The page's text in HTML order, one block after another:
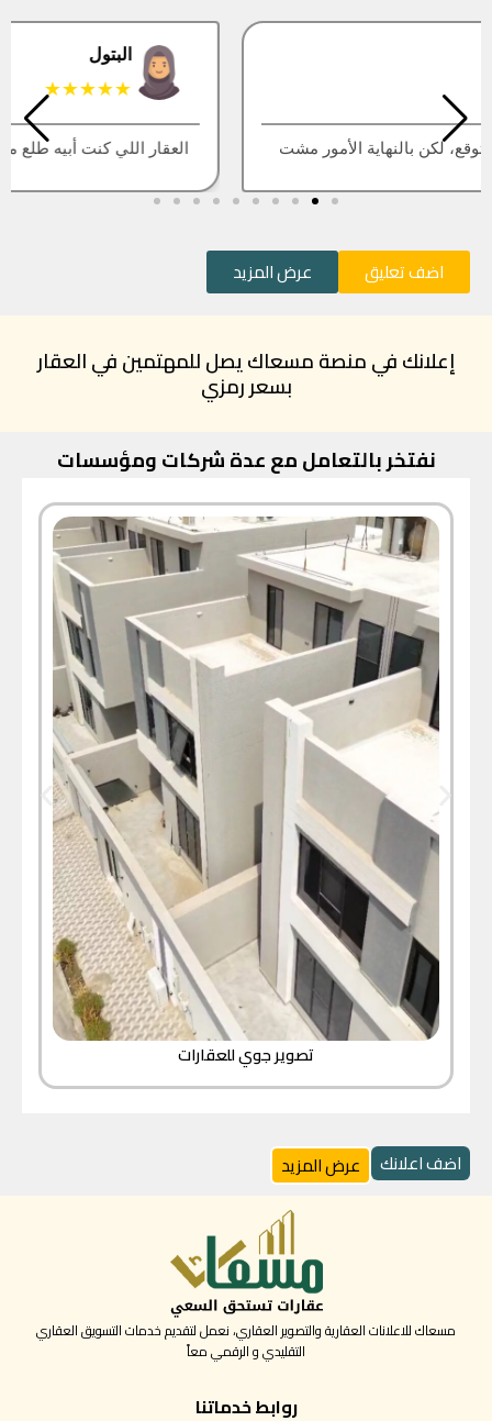
العقار اللي كنت أبيه طلع مباع، أتمنى التحديث يكون أسرع
اضف تعليق عرض المزيد
إعلانك في منصة مسعاك يصل للمهتمين في العقار
بسعر رمزي
نفتخر بالتعامل مع عدة شركات ومؤسسات
تصوير جوي للعقارات
اضف اعلانك عرض المزيد
مسعاك للاعلانات العقارية والتصوير العقاري، نعمل لتقديم خدمات التسويق العقاري
التقليدي و الرقمي معاً
روابط خدماتنا